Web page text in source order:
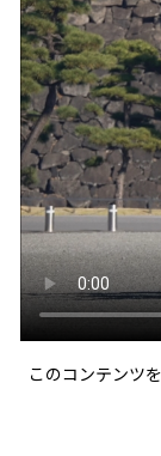
このコンテンツ